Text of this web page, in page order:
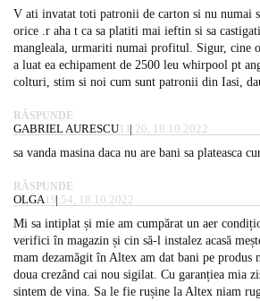
V ati invatat toti patronii de carton si nu numai
orice .r aha t ca sa platiti mai ieftin si sa
mangleala, urmariti numai profitul. Sigur, cine o
a luat ea echipament de 2500 leu whirpool pt
colturi, stim si noi cum sunt patronii din Iasi,
RĂSPUNDE
GABRIEL AURESCU11:20, 18.10.2022
sa vanda masina daca nu are bani sa plateasca
RĂSPUNDE
OLGA19:54, 18.10.2022
Mi sa intiplat și mie am cumpărat un aer
verifici în magazin și cin să-l instalez acasă
mam dezamăgit în Altex am dat bani pe produs
doua crezând cai nou sigilat. Cu garanțiea mia
sintem de vina. Sa le fie rușine la Altex niam